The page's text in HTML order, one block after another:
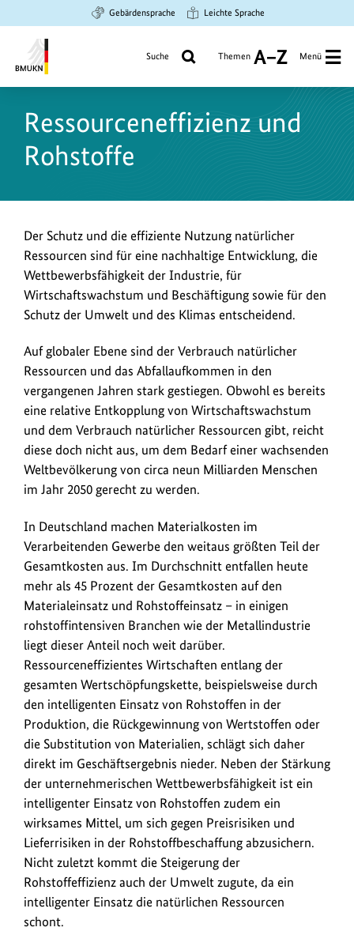
Hauptinhalt
springen
Suche
springen
Hauptnavigation
springen
Gebärdensprache Leichte Sprache
Umwelt,
Naturschutz
Suche Themen
A
Z
Menü
Ressourceneffizienz und
Rohstoffe
Der Schutz und die effiziente Nutzung natürlicher
Ressourcen sind für eine nachhaltige Entwicklung, die
Wettbewerbsfähigkeit der Industrie, für
Wirtschaftswachstum und Beschäftigung sowie für den
Schutz der Umwelt und des Klimas entscheidend.
Auf globaler Ebene sind der Verbrauch natürlicher
Ressourcen und das Abfallaufkommen in den
vergangenen Jahren stark gestiegen. Obwohl es bereits
eine relative Entkopplung von Wirtschaftswachstum
und dem Verbrauch natürlicher Ressourcen gibt, reicht
diese doch nicht aus, um dem Bedarf einer wachsenden
Weltbevölkerung von circa neun Milliarden Menschen
im Jahr 2050 gerecht zu werden.
In Deutschland machen Materialkosten im
Verarbeitenden Gewerbe den weitaus größten Teil der
Gesamtkosten aus. Im Durchschnitt entfallen heute
mehr als 45 Prozent der Gesamtkosten auf den
Materialeinsatz und Rohstoffeinsatz – in einigen
rohstoffintensiven Branchen wie der Metallindustrie
liegt dieser Anteil noch weit darüber.
Ressourceneffizientes Wirtschaften entlang der
gesamten Wertschöpfungskette, beispielsweise durch
den intelligenten Einsatz von Rohstoffen in der
Produktion, die Rückgewinnung von Wertstoffen oder
die Substitution von Materialien, schlägt sich daher
direkt im Geschäftsergebnis nieder. Neben der Stärkung
der unternehmerischen Wettbewerbsfähigkeit ist ein
intelligenter Einsatz von Rohstoffen zudem ein
wirksames Mittel, um sich gegen Preisrisiken und
Lieferrisiken in der Rohstoffbeschaffung abzusichern.
Nicht zuletzt kommt die Steigerung der
Rohstoffeffizienz auch der Umwelt zugute, da ein
intelligenter Einsatz die natürlichen Ressourcen
schont.